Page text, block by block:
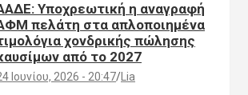
Υποχρεωτική η αναγραφή
πελάτη στα απλοποιημένα
χονδρικής πώλησης
από το 2027
Ιουνίου, 2026 - 20:47 Lia